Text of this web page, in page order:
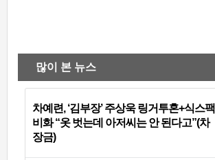
많이 본 뉴스
차예련, ‘김부장’ 주상욱 링거투혼+식스팩
비화 “옷 벗는데 아저씨는 안 된다고”(차
장금)